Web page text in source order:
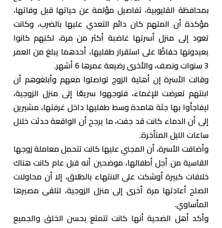
بمحافظة القليوبية، تفاصيل مؤلمة عن حياتها قبل وفاتها،
مؤكدة أن المتهم كان دائم التعدي عليها بالضرب، وكانت
تعود إلى منزل أسرتها غاضبة أكثر من مرة، لكنهم كانوا
يعيدونها حفاظًا على استقرار طفليها، أحدهما يبلغ من العمر
3 سنوات ونصف، والأخرى رضيعة عمرها 6 أشهر.
وقالت الأسرة إن أهلية الزوج تواصلوا معهم وأبلغوهم أن
ابنتهم تعرضت للإغماء، فتوجهوا سريعًا إلى منزل الزوجية،
ليفاجأوا بها جثة هامدة وسط طفليها داخل غرفتها، مشيرين
إلى أن الدماء كانت قد جفت، ما يرجح أن الواقعة حدثت خلال
ساعات الليل المتأخرة.
وأضافت الأسرة، أن المجني عليها كانت تتحمل معاملة زوجها
القاسية من أجل أطفالها، موضحين أنه قبل عام كانت هناك
خلافات كبيرة أوشكت على الانتهاء بالطلاق، إلا أن محاولات
الصلح أعادتها مرة أخرى إلى منزل الزوجية، لتلقى مصيرها
المأساوي.
وأكد أهل الضحية أنها كانت تتمتع بحسن الخلق والجميع